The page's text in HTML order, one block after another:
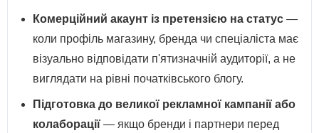
Комерційний акаунт із претензією на статус —
коли профіль магазину, бренда чи спеціаліста має
візуально відповідати п'ятизначній аудиторії, а не
виглядати на рівні початківського блогу.
Підготовка до великої рекламної кампанії або
колаборації — якщо бренди і партнери перед